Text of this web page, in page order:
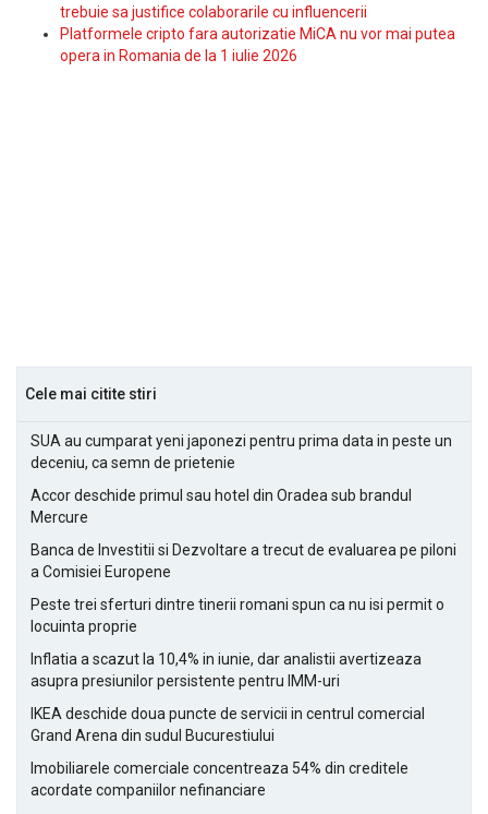
trebuie sa justifice colaborarile cu influencerii
Platformele cripto fara autorizatie MiCA nu vor mai putea
opera in Romania de la 1 iulie 2026
Cele mai citite stiri
SUA au cumparat yeni japonezi pentru prima data in peste un
deceniu, ca semn de prietenie
Accor deschide primul sau hotel din Oradea sub brandul
Mercure
Banca de Investitii si Dezvoltare a trecut de evaluarea pe piloni
a Comisiei Europene
Peste trei sferturi dintre tinerii romani spun ca nu isi permit o
locuinta proprie
Inflatia a scazut la 10,4% in iunie, dar analistii avertizeaza
asupra presiunilor persistente pentru IMM-uri
IKEA deschide doua puncte de servicii in centrul comercial
Grand Arena din sudul Bucurestiului
Imobiliarele comerciale concentreaza 54% din creditele
acordate companiilor nefinanciare